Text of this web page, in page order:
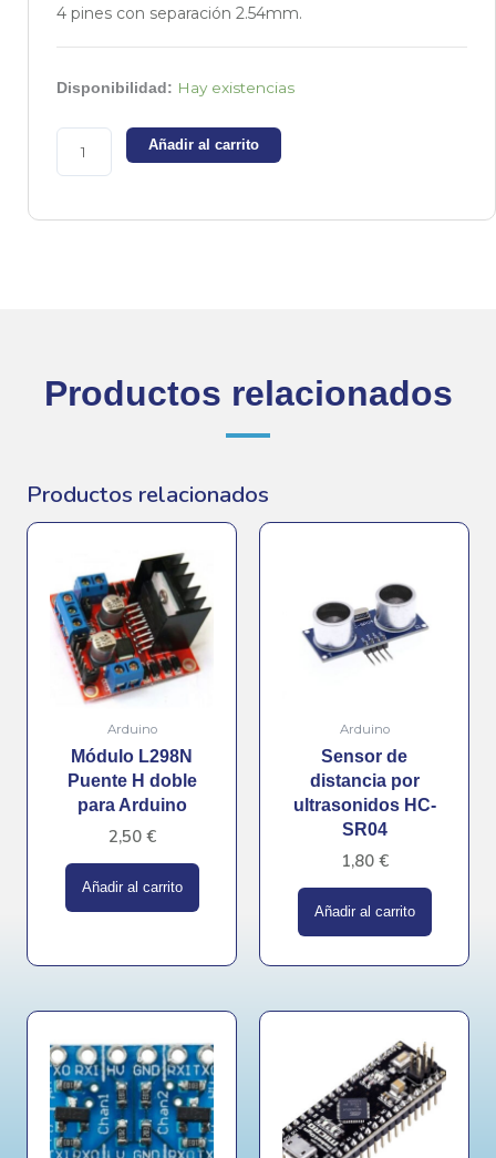
4 pines con separación 2.54mm.
Disponibilidad: Hay existencias
Módulo
de
humedad
y
Añadir al carrito
Productos relacionados
Productos relacionados
Arduino
Módulo L298N
Puente H doble
para Arduino
2,50 €
Añadir al carrito
Arduino
Sensor de
distancia por
ultrasonidos HC-
SR04
1,80 €
Añadir al carrito